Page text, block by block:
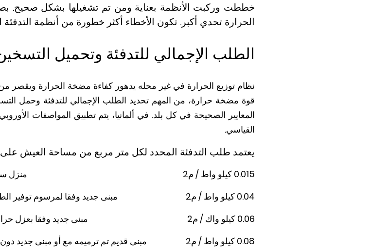
خططت وركبت الأنظمة بعناية ومن تم تشغيلها بشكل صحيح.
الحرارة تحدي أكبر. تكون الأخطاء أكثر خطورة من أنظمة التدفئة
الطلب الإجمالي للتدفئة وتحميل
نظام توزيع الحرارة في غير محله يدهور كفاءة مضخة الحرارة ويقصر
قوة مضخة حرارة، من المهم تحديد الطلب الإجمالي للتدفئة وحمل
القياسي.
يعتمد طلب التدفئة المحدد لكل متر مربع من مساحة العيش على
0.015 كيلو واط / م2 منزل سلبي
0.04 كيلو واط / م2 مبنى جديد وفقا لمرسوم توفير الطاقة الألماني
0.06 كيلو واك / م2 مبنى جديد وفقا بعزل حراري قياسي
0.08 كيلو واط / م2 مبنى قديم تم ترميمه مع أو مبنى جديد دون عازل حراري